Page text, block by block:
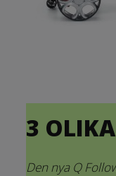
3
Den nya Q